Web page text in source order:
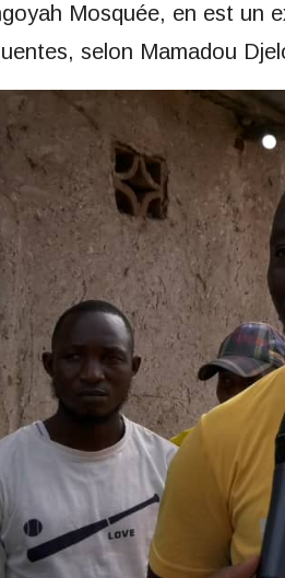
Mosquée, en est un
selon Mamadou